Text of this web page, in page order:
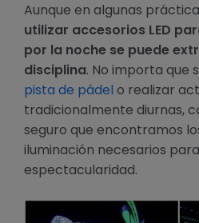
Aunque en algunas
utilizar accesorios LED
por la noche se puede
disciplina. No importa que
pista de pádel o realizar
tradicionalmente diurnas,
seguro que encontramos
iluminación necesarios
espectacularidad.